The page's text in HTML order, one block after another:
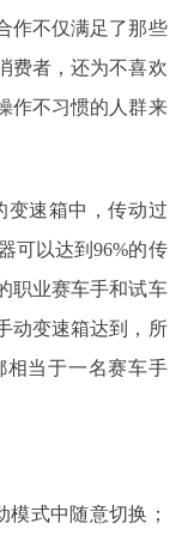
作不仅满足了那些
费者，还为不喜欢
作不习惯的人群来
变速箱中，传动过
可以达到96%的传
职业赛车手和试车
动变速箱达到，所
相当于一名赛车手
式中随意切换；